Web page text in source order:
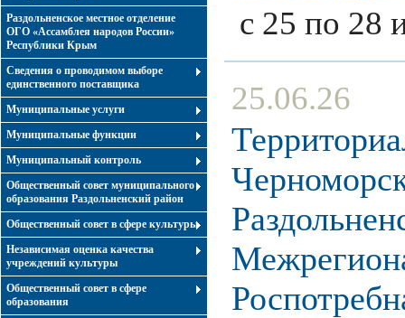
Раздольненское местное отделение
ОГО «Ассамблея народов России»
Республики Крым
Cведения о проводимом выборе
единственного поставщика
Муниципальные услуги
Муниципальные функции
Муниципальный контроль
Общественный совет муниципального
образования Раздольненский район
Общественный совет в сфере культуры
Независимая оценка качества
учреждений культуры
Общественный совет в сфере
образования
с 25 по
25.06.26